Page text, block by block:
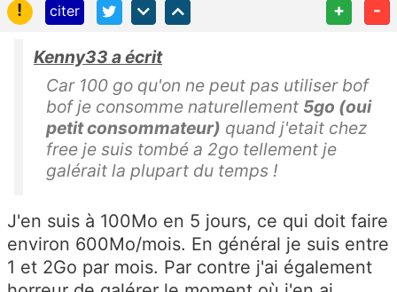
! citer + -
Kenny33 a écrit
Car 100 go qu'on ne peut pas utiliser bof
bof je consomme naturellement 5go (oui
petit consommateur) quand j'etait chez
free je suis tombé a 2go tellement je
galérait la plupart du temps !
J'en suis à 100Mo en 5 jours, ce qui doit faire
environ 600Mo/mois. En général je suis entre
1 et 2Go par mois. Par contre j'ai également